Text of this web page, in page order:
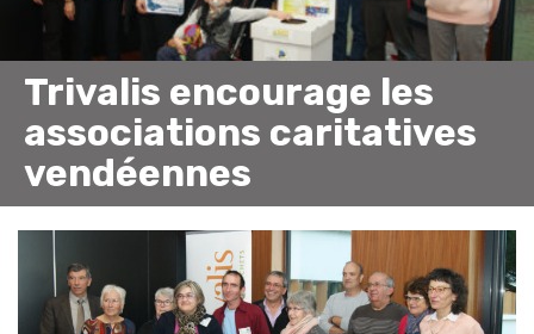
Trivalis encourage les
associations caritatives
vendéennes